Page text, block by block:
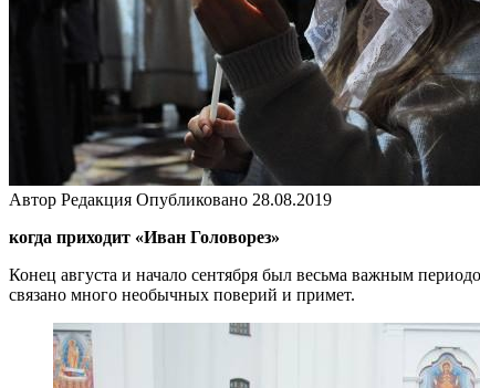
Автор Редакция Опубликовано 28.08.2019
когда приходит «Иван Головорез»
Конец августа и начало сентября был весьма важным
связано много необычных поверий и примет.